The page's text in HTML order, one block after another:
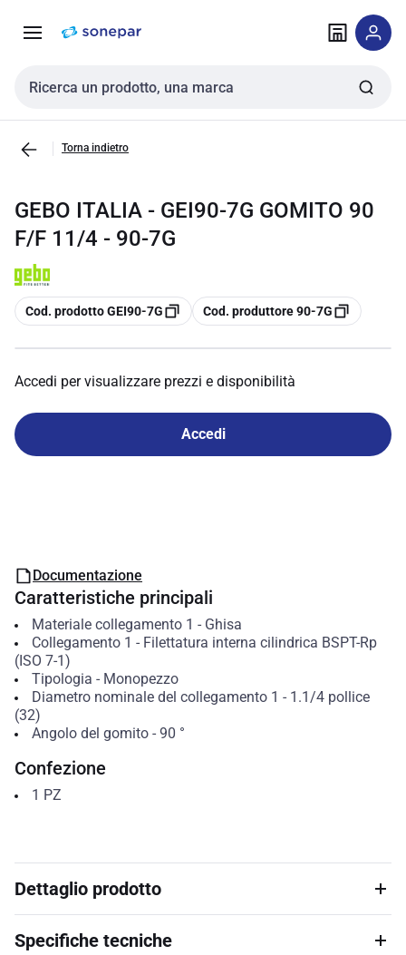
navigazione alla
Cerca input
Torna indietro
GEBO ITALIA - GEI90-7G GOMITO 90
F/F 11/4 - 90-7G
copia
Cod. prodotto GEI90-7G copia
Cod. produttore 90-7G
Accedi per visualizzare prezzi e disponibilità
Accedi
Documentazione
Caratteristiche principali
Materiale collegamento 1 - Ghisa
Collegamento 1 - Filettatura interna cilindrica BSPT-Rp
(ISO 7-1)
Tipologia - Monopezzo
Diametro nominale del collegamento 1 - 1.1/4 pollice
(32)
Angolo del gomito- 90 °
Confezione
1 PZ
Dettaglio prodotto
Specifiche tecniche